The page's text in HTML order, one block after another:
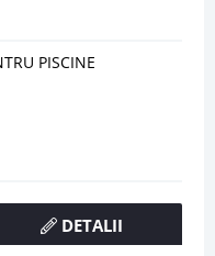
PISCINE
DETALII